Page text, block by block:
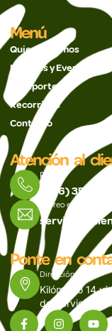
Menú
Quienes Somos
Noticias y Eventos
Pasaportes
Recorridos
Contacto
Atención al
PBX
(606) 351 5488
Correo electrónico
Ponte en
Dirección
Kilómetro 14
de Servicio